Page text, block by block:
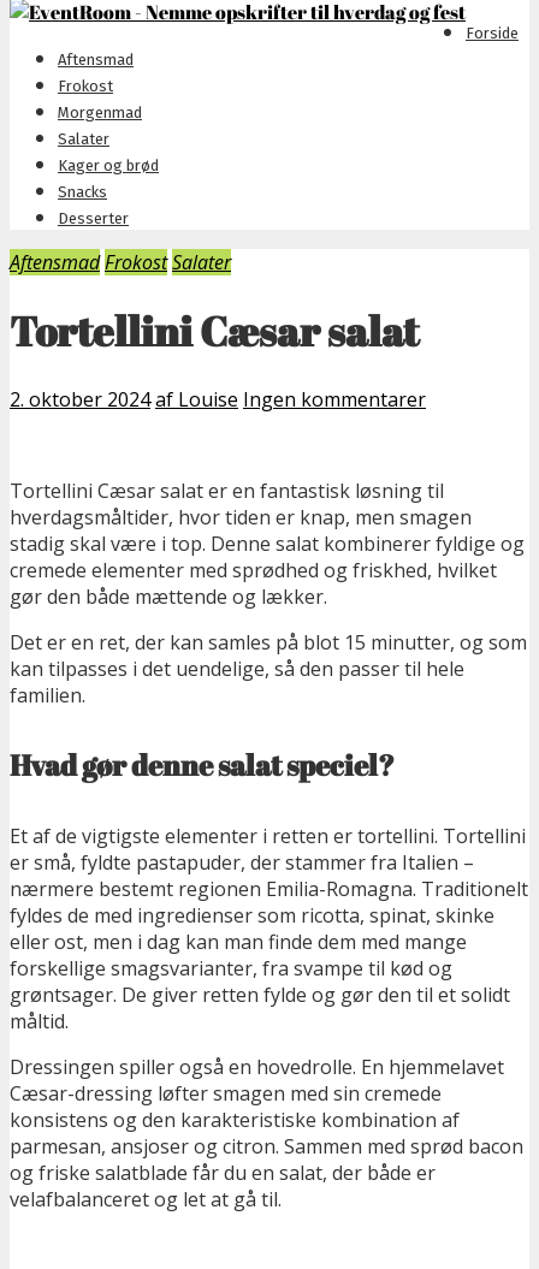
Forside
Aftensmad
Frokost
Morgenmad
Salater
Kager og brød
Snacks
Desserter
AftensmadFrokostSalater
Tortellini Cæsar salat
2. oktober 2024af Louise Ingen kommentarer
Tortellini Cæsar salat er en fantastisk løsning til
hverdagsmåltider, hvor tiden er knap, men smagen
stadig skal være i top. Denne salat kombinerer fyldige og
cremede elementer med sprødhed og friskhed, hvilket
gør den både mættende og lækker.
Det er en ret, der kan samles på blot 15 minutter, og som
kan tilpasses i det uendelige, så den passer til hele
familien.
Hvad gør denne salat speciel?
Et af de vigtigste elementer i retten er tortellini. Tortellini
er små, fyldte pastapuder, der stammer fra Italien –
nærmere bestemt regionen Emilia-Romagna. Traditionelt
fyldes de med ingredienser som ricotta, spinat, skinke
eller ost, men i dag kan man finde dem med mange
forskellige smagsvarianter, fra svampe til kød og
grøntsager. De giver retten fylde og gør den til et solidt
måltid.
Dressingen spiller også en hovedrolle. En hjemmelavet
Cæsar-dressing løfter smagen med sin cremede
konsistens og den karakteristiske kombination af
parmesan, ansjoser og citron. Sammen med sprød bacon
og friske salatblade får du en salat, der både er
velafbalanceret og let at gå til.